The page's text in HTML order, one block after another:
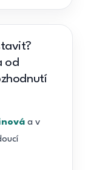
od
a v